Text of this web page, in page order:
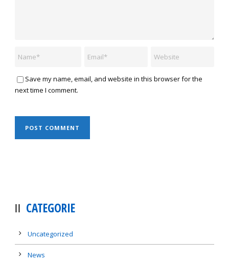
Save my name, email, and website in this browser for the
next time I comment.
CATEGORIE
Uncategorized
News